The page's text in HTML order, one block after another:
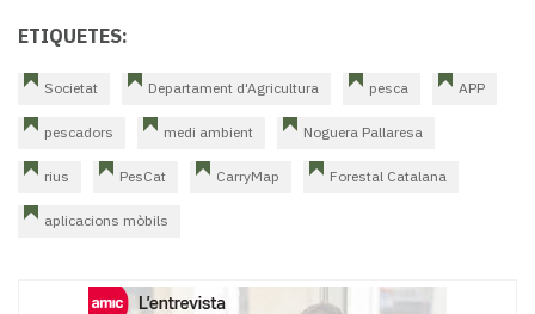
ETIQUETES:
Societat Departament d'Agricultura pesca APP
pescadors medi ambient Noguera Pallaresa
rius PesCat CarryMap Forestal Catalana
aplicacions mòbils